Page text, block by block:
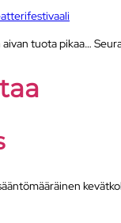
tuota pikaa…